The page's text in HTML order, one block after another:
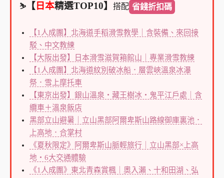
⛷️【 日本精選TOP10】 搭配 省錢折扣碼
【1人成團】北海道手稻滑雪教學｜含裝備、來回接
駁、中文教練
【大阪出發】日本滑雪滋賀箱館山｜專業滑雪教練
【1人成團】北海道紋別破冰船．層雲峽溫泉冰瀑
祭．雪上摩托車
【東京出發】銀山溫泉・藏王樹冰・鬼平江戶處｜含
纜車＋溫泉飯店
黑部立山避暑｜立山黑部阿爾卑斯山路線御庫裏池．
上高地．合掌村
《夏秋限定》阿爾卑斯山脈輕旅行｜立山黑部×上高
地・6大交通體驗
《1人成團》東北青森賞楓｜奧入瀨、十和田湖、弘